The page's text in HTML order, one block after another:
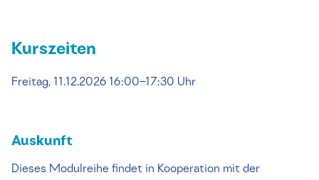
Kurszeiten
Freitag, 11.12.2026 16:00–17:30 Uhr
Auskunft
Dieses Modulreihe findet in Kooperation mit der